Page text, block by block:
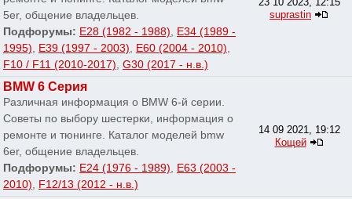
5er, общение владельцев.
Подфорумы: E28 (1982 - 1988), E34 (1989 -
1995), E39 (1997 - 2003), E60 (2004 - 2010),
F10 / F11 (2010-2017), G30 (2017 - н.в.)
suprastin
BMW 6 Серия
Различная информация о BMW 6-й серии.
Советы по выбору шестерки, информация о
ремонте и тюнинге. Каталог моделей bmw
6er, общение владельцев.
Подфорумы: E24 (1976 - 1989), E63 (2003 -
2010), F12/13 (2012 - н.в.)
14 09 2021, 19:12
Кощей